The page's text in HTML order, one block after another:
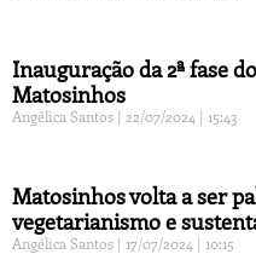
Inauguração da 2ª fase
Matosinhos
Angélica Santos 22/07/2024 15:43
Matosinhos volta a ser
vegetarianismo e
Angélica Santos 17/07/2024 10:15